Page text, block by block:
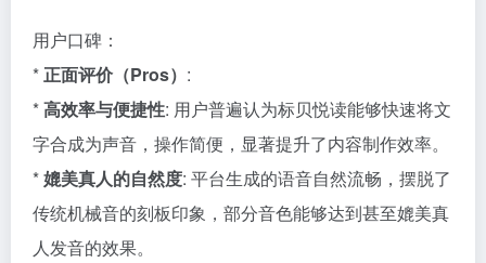
用户口碑：
*正面评价（Pros） :
*高效率与便捷性: 用户普遍认为标贝悦读能够快速将文
字合成为声音，操作简便，显著提升了内容制作效率。
*媲美真人的自然度: 平台生成的语音自然流畅，摆脱了
传统机械音的刻板印象，部分音色能够达到甚至媲美真
人发音的效果。